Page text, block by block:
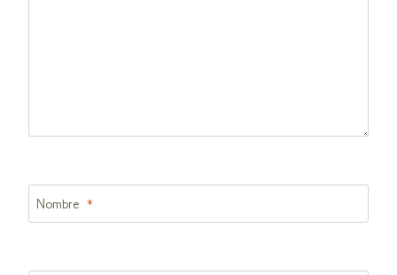
Nombre *